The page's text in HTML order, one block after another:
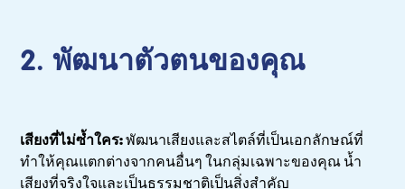
2. พัฒนาตัวตนของคุณ
เสียงที่ไม่ซ้ำใคร:พัฒนาเสียงและสไตล์ที่เป็นเอกลักษณ์ที่
ทำให้คุณแตกต่างจากคนอื่นๆ ในกลุ่มเฉพาะของคุณ น้ำ
เสียงที่จริงใจและเป็นธรรมชาติเป็นสิ่งสำคัญ